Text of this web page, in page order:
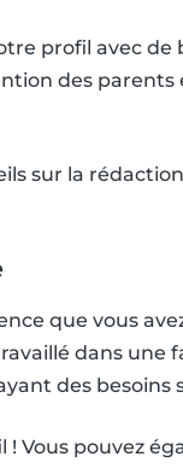
profil avec
des
sur la
que vous
dans une
des besoins
Vous pouvez